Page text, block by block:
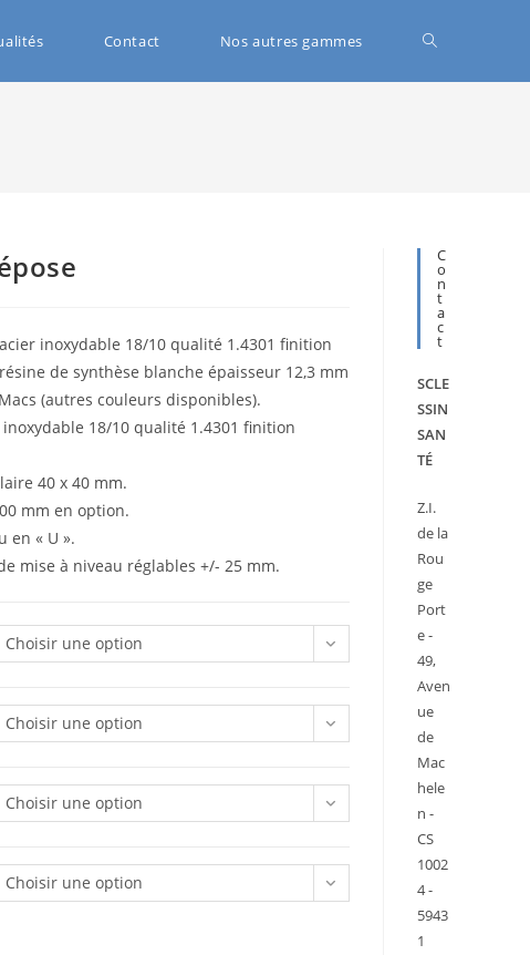
Contact Nos autres gammes
inoxydable 18/10 qualité 1.4301 finition
de synthèse blanche épaisseur 12,3 mm
(autres couleurs disponibles).
18/10 qualité 1.4301 finition
40 x 40 mm.
mm en option.
en « U ».
mise à niveau réglables +/- 25 mm.
Choisir une option
Choisir une option
Choisir une option
Choisir une option
C
O
N
T
A
C
T
SCLE
SSIN
SAN
TÉ
Z.I.
de la
Rou
ge
Port
e -
49,
Aven
ue
de
Mac
hele
n -
CS
1002
4 -
5943
1